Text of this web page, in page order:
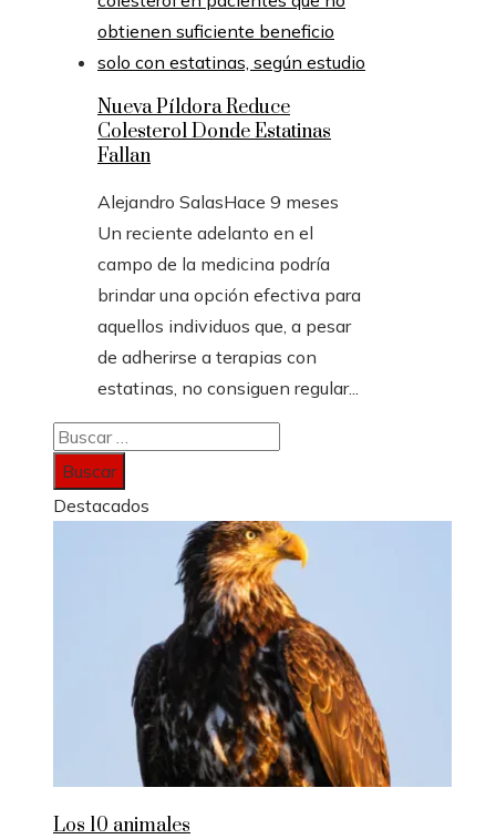
Nueva Píldora Reduce
Colesterol Donde Estatinas
Fallan
Alejandro SalasHace 9 meses
Un reciente adelanto en el
campo de la medicina podría
brindar una opción efectiva para
aquellos individuos que, a pesar
de adherirse a terapias con
estatinas, no consiguen regular...
Buscar:
Destacados
Los 10 animales